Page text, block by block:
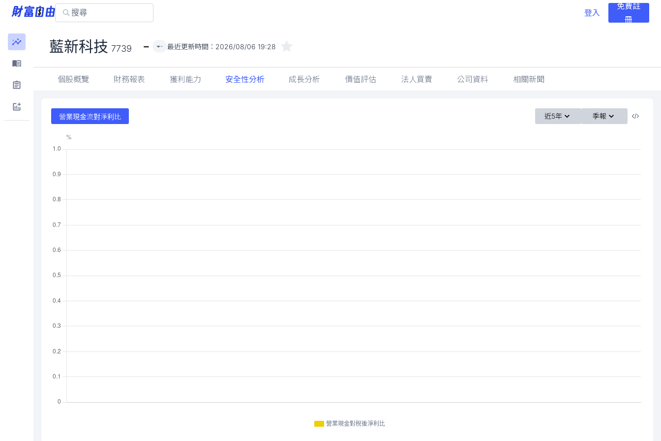
登入
免費註
冊
藍新科技 7739 - - 最近更新時間： 2026/08/06 19:28
個股概覽 財務報表 獲利能力 安全性分析 成長分析 價值評估 法人買賣 公司資料 相關新聞
營業現金流對淨利比 近5年 季報
營業現金對稅後淨利比